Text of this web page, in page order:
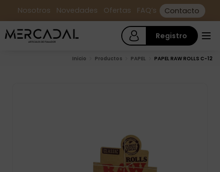
Nosotros Novedades Ofertas FAQ’s Contacto
Registro
Inicio Productos PAPEL PAPEL RAW ROLLS C-12